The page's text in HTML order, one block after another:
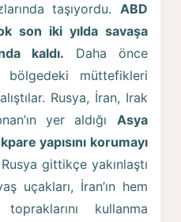
taşıyordu. ABD
son iki yılda savaşa
kaldı. Daha önce
bölgedeki müttefikleri
Rusya, İran, Irak
yer aldığı Asya
yapısını korumayı
gittikçe yakınlaştı
uçakları, İran’ın hem
kullanma